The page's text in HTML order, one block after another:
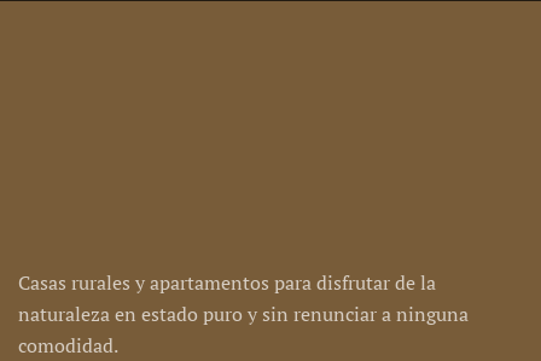
Casas rurales y apartamentos para disfrutar de la
naturaleza en estado puro y sin renunciar a ninguna
comodidad.